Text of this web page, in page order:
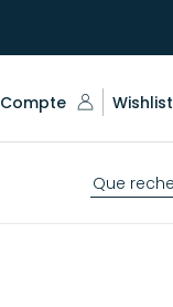
Compte Wishlist